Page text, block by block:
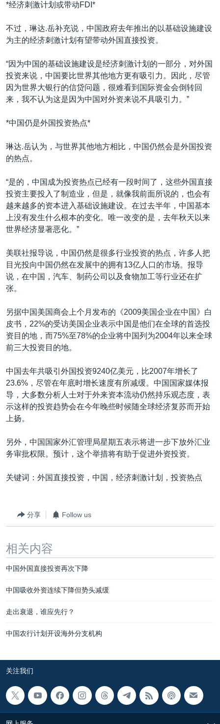
*经济刺激计划或带动FDI*
不过，琳达.岳补充说，中国政府去年推出的以基础设施建设
为主的经济刺激计划有望带动外国直接投资。
“因为中国的基础设施建设是经济刺激计划的一部分，对外国
投资来说，中国要比世界其他地方更有吸引力。因此，尽管
因为世界大银行的信贷问题，很难看到国际资金会倒转回
来，我不认为这是因为中国对外资来说不具吸引力。”
*中国仍是外国投资热点*
琳达.岳认为，与世界其他地方相比，中国仍然会是外国投资
的热点。
“是的，中国成为投资热点已经有一段时间了，这些外国直接
投资主要投入了制造业，但是，就像我前面所说的，也会有
越来越多的资本进入基础设施建设。在过去半年，中国基本
上没有发生什么根本的变化。唯一改变的是，去年秋天以来
世界经济显著恶化。”
美联社报导说，中国仍然是很多行业投资的热点，许多人把
目光投向中国仍然在发展中的拥有13亿人口的市场。报导
说，在中国，汽车、制药公司以及食物加工等行业还在扩
张。
另据中国美国商会上个月发布的《2009美国企业在中国》白
皮书，22%的受访美国企业表示中国是他们在全球的首选投
资目的地，而75%至78%的企业将中国列为2004年以来全球
前三大投资目的地。
中国去年共吸引外国投资9240亿美元，比2007年增长了
23.6%，尽管在年底时增长速度有所减缓。中国国家媒体报
导，大多数分析人士对于外来资本流动仍然持乐观态度，表
示这样的投资趋势会在今年晚些时候随全球经济复苏而开始
上扬。
另外，中国国家外汇管理局星期五表示将进一步下放外汇业
务审批权限。预计，这个举措将有助于促进外资投资。
关键词：外国直接投资，中国，经济刺激计划，投资热点
分享 Follow us
相关内容
中国外国直接投资再次下降
中国吸收外资连续下降但势头减缓
走出衰退，谁应先行？
中国农行计划开设海外分支机构
关注我们